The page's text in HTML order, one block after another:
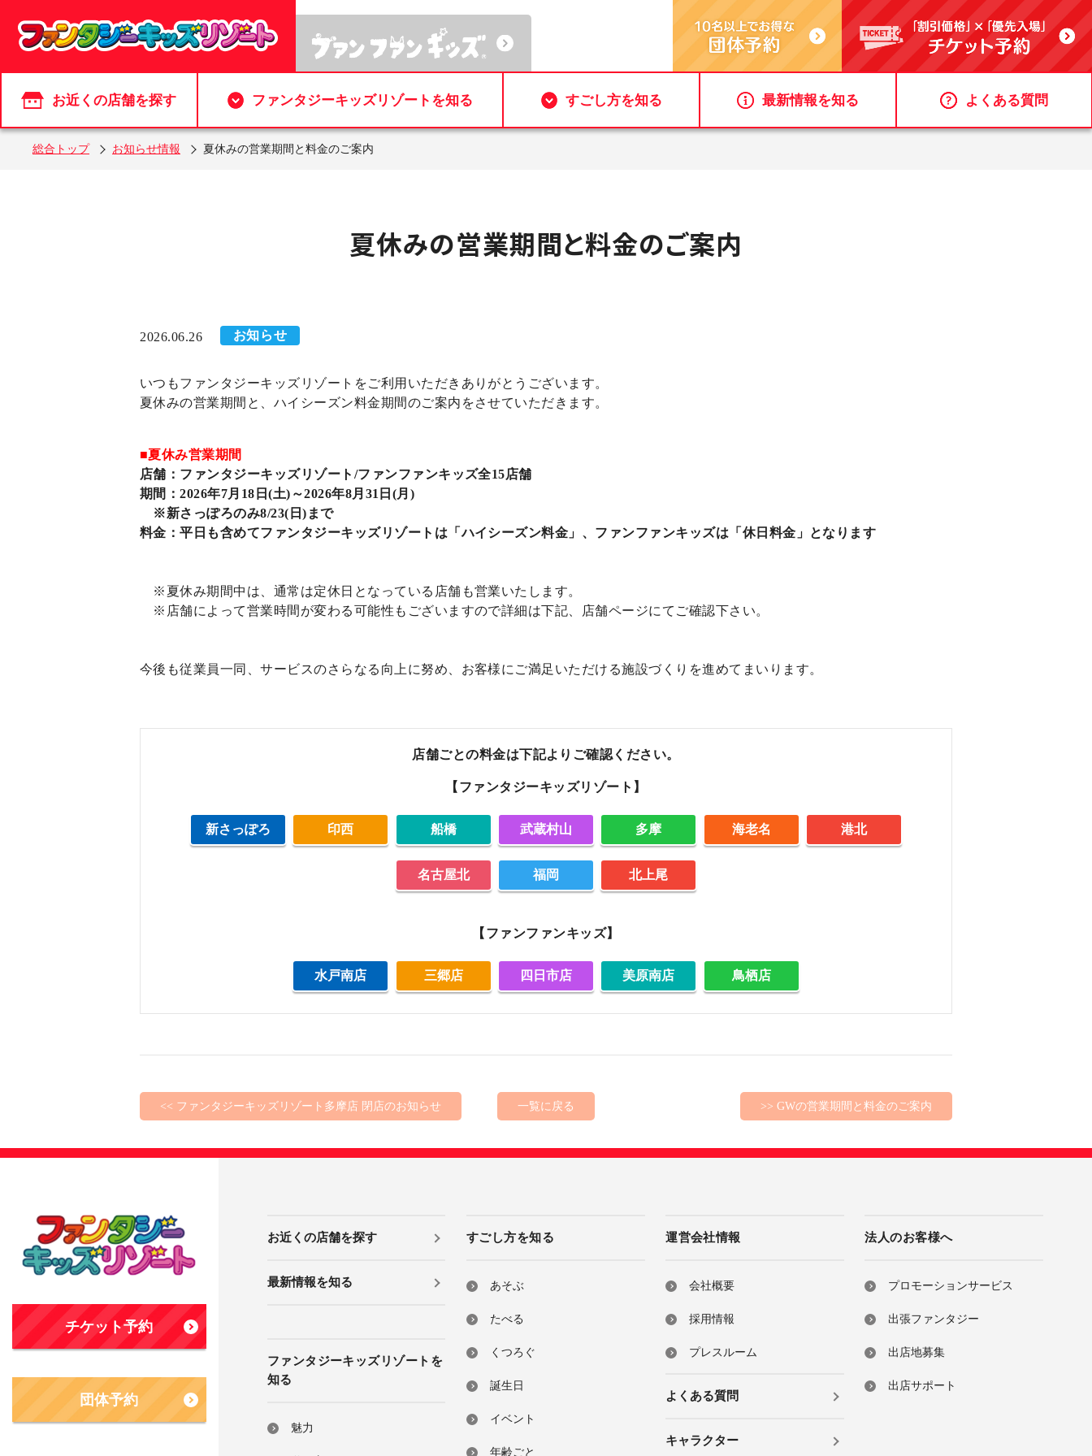
お近くの店舗を探す ファンタジーキッズリゾートを知る すごし方を知る 最新情報を知る よくある質問
総合トップ お知らせ情報 夏休みの営業期間と料金のご案内
夏休みの営業期間と料金のご案内
2026.06.26 お知らせ
いつもファンタジーキッズリゾートをご利用いただきありがとうございます。
夏休みの営業期間と、ハイシーズン料金期間のご案内をさせていただきます。
■夏休み営業期間
店舗：ファンタジーキッズリゾート/ファンファンキッズ全15店舗
期間：2026年7月18日(土)～2026年8月31日(月)
※新さっぽろのみ8/23(日)まで
料金：平日も含めてファンタジーキッズリゾートは「ハイシーズン料金」、ファンファンキッズは「休日料金」となります
※夏休み期間中は、通常は定休日となっている店舗も営業いたします。
※店舗によって営業時間が変わる可能性もございますので詳細は下記、店舗ページにてご確認下さい。
今後も従業員一同、サービスのさらなる向上に努め、お客様にご満足いただける施設づくりを進めてまいります。
店舗ごとの料金は下記よりご確認ください。
【ファンタジーキッズリゾート】
新さっぽろ 印西 船橋 武蔵村山 多摩 海老名 港北
名古屋北 福岡 北上尾
【ファンファンキッズ】
水戸南店 三郷店 四日市店 美原南店 鳥栖店
一覧に戻る >> GWの営業期間と料金のご案内
<< ファンタジーキッズリゾート多摩店 閉店のお知らせ
チケット予約
団体予約
お近くの店舗を探す
最新情報を知る
ファンタジーキッズリゾートを
知る
魅力
すごし方を知る
あそぶ
たべる
くつろぐ
誕生日
イベント
年齢ごと
運営会社情報
会社概要
採用情報
プレスルーム
よくある質問
キャラクター
法人のお客様へ
プロモーションサービス
出張ファンタジー
出店地募集
出店サポート